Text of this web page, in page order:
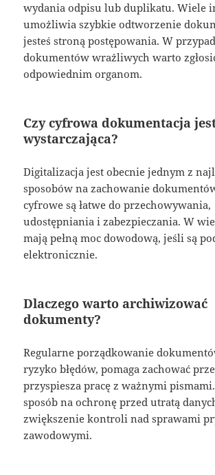
wydania odpisu lub duplikatu. Wiele
umożliwia szybkie odtworzenie
jesteś stroną postępowania. W
dokumentów wrażliwych warto
odpowiednim organom.
Czy cyfrowa dokumentacja
wystarczająca?
Digitalizacja jest obecnie jednym z
sposobów na zachowanie
cyfrowe są łatwe do przechowywania,
udostępniania i zabezpieczania. W
mają pełną moc dowodową, jeśli są
elektronicznie.
Dlaczego warto archiwizować
dokumenty?
Regularne porządkowanie
ryzyko błędów, pomaga zachować
przyspiesza pracę z ważnymi
sposób na ochronę przed utratą
zwiększenie kontroli nad sprawami
zawodowymi.